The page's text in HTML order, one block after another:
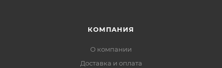
КОМПАНИЯ
О компании
Доставка и оплата